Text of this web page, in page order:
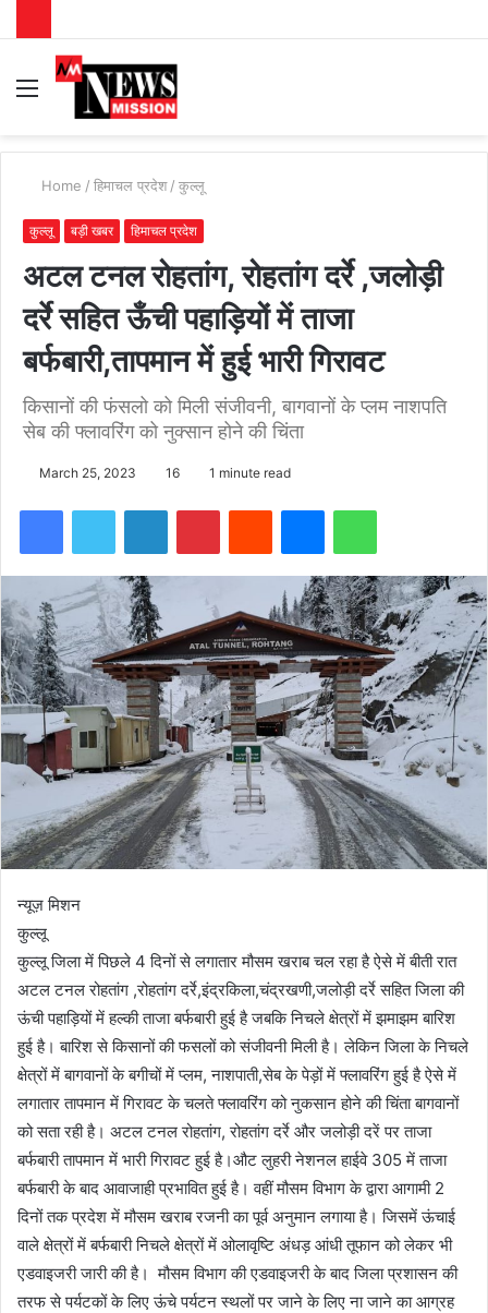
Menu
Home / हिमाचल प्रदेश / कुल्लू
कुल्लू बड़ी खबर हिमाचल प्रदेश
अटल टनल रोहतांग, रोहतांग दर्रे ,जलोड़ी
दर्रे सहित ऊँची पहाड़ियों में ताजा
बर्फबारी,तापमान में हुई भारी गिरावट
किसानों की फंसलो को मिली संजीवनी, बागवानों के प्लम नाशपति
सेब की फ्लावरिंग को नुक्सान होने की चिंता
March 25, 2023 16 1 minute read
न्यूज़ मिशन
कुल्लू
कुल्लू जिला में पिछले 4 दिनों से लगातार मौसम खराब चल रहा है ऐसे में बीती रात
अटल टनल रोहतांग ,रोहतांग दर्रे,इंद्रकिला,चंद्रखणी,जलोड़ी दर्रे सहित जिला की
ऊंची पहाड़ियों में हल्की ताजा बर्फबारी हुई है जबकि निचले क्षेत्रों में झमाझम बारिश
हुई है। बारिश से किसानों की फसलों को संजीवनी मिली है। लेकिन जिला के निचले
क्षेत्रों में बागवानों के बगीचों में प्लम, नाशपाती,सेब के पेड़ों में फ्लावरिंग हुई है ऐसे में
लगातार तापमान में गिरावट के चलते फ्लावरिंग को नुकसान होने की चिंता बागवानों
को सता रही है। अटल टनल रोहतांग, रोहतांग दर्रे और जलोड़ी दरें पर ताजा
बर्फबारी तापमान में भारी गिरावट हुई है।औट लुहरी नेशनल हाईवे 305 में ताजा
बर्फबारी के बाद आवाजाही प्रभावित हुई है। वहीं मौसम विभाग के द्वारा आगामी 2
दिनों तक प्रदेश में मौसम खराब रजनी का पूर्व अनुमान लगाया है। जिसमें ऊंचाई
वाले क्षेत्रों में बर्फबारी निचले क्षेत्रों में ओलावृष्टि अंधड़ आंधी तूफान को लेकर भी
एडवाइजरी जारी की है। मौसम विभाग की एडवाइजरी के बाद जिला प्रशासन की
तरफ से पर्यटकों के लिए ऊंचे पर्यटन स्थलों पर जाने के लिए ना जाने का आग्रह